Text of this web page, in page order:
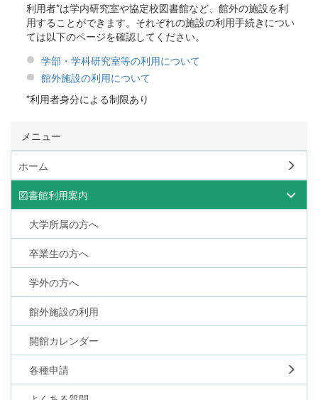
利用者*は学内研究室や協定校図書館など、館外の施設を利
用することができます。それぞれの施設の利用手続きについ
ては以下のページを確認してください。
学部・学科研究室等の利用について
館外施設の利用について
*利用者身分による制限あり
メニュー
ホーム
図書館利用案内
大学所属の方へ
卒業生の方へ
学外の方へ
館外施設の利用
開館カレンダー
各種申請